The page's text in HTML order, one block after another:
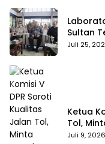
Sultan
Juli 25,
Ketua
Tol,
Juli 9, 2026